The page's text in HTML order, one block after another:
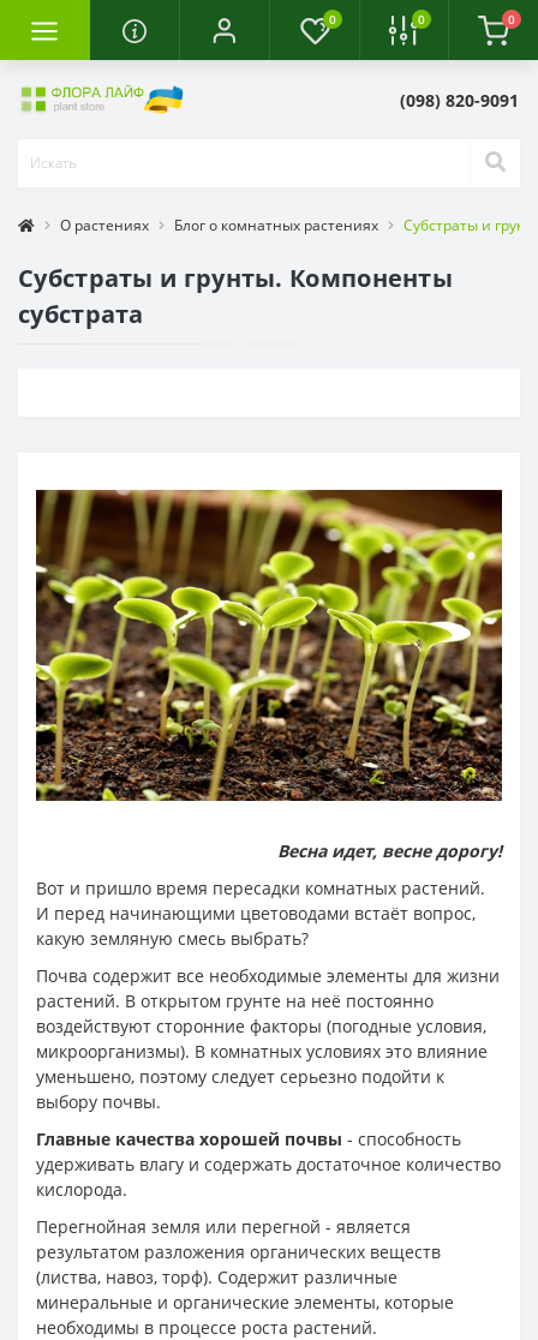
0 0 0
(098) 820-9091
О растениях Блог о комнатных растениях Субстраты и
Субстраты и грунты. Компоненты
субстрата
Весна идет, весне дорогу!
Вот и пришло время пересадки комнатных растений.
И перед начинающими цветоводами встаёт вопрос,
какую земляную смесь выбрать?
Почва содержит все необходимые элементы для жизни
растений. В открытом грунте на неё постоянно
воздействуют сторонние факторы (погодные условия,
микроорганизмы). В комнатных условиях это влияние
уменьшено, поэтому следует серьезно подойти к
выбору почвы.
Главные качества хорошей почвы - способность
удерживать влагу и содержать достаточное количество
кислорода.
Перегнойная земля или перегной - является
результатом разложения органических веществ
(листва, навоз, торф). Содержит различные
минеральные и органические элементы, которые
необходимы в процессе роста растений.